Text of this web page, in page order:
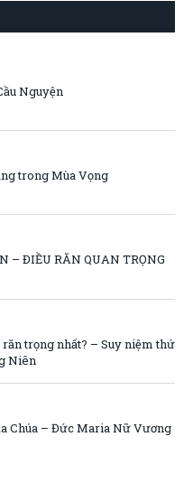
Nguyện
trong Mùa Vọng
– ĐIỀU RĂN QUAN TRỌNG
trọng nhất? – Suy niệm thứ
Niên
Chúa – Đức Maria Nữ Vương